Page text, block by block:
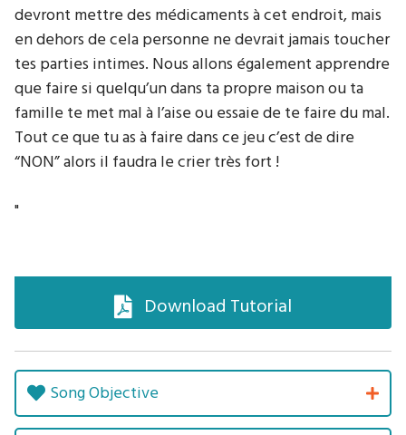
Download Tutorial
devront mettre des médicaments à cet endroit, mais
en dehors de cela personne ne devrait jamais toucher
tes parties intimes. Nous allons également apprendre
que faire si quelqu’un dans ta propre maison ou ta
famille te met mal à l’aise ou essaie de te faire du mal.
Tout ce que tu as à faire dans ce jeu c’est de dire
“NON” alors il faudra le crier très fort !
"
Song Objective